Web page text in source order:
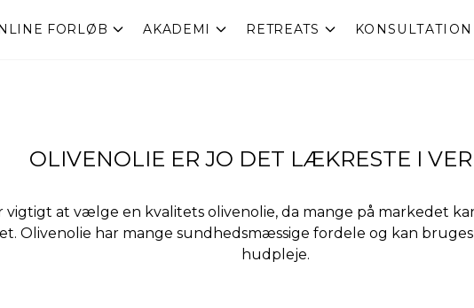
FORLØB AKADEMI RETREATS KONSULTATION
OLIVENOLIE ER JO DET LÆKRESTE I
vigtigt at vælge en kvalitets olivenolie, da mange på markedet
Olivenolie har mange sundhedsmæssige fordele og kan
hudpleje.